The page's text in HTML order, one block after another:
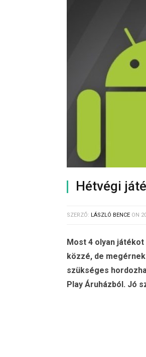
Hétvégi
SZERZŐ: LÁSZLÓ BENCE ON
Most 4 olyan
közzé, de
szükséges
Play Áruházból. Jó